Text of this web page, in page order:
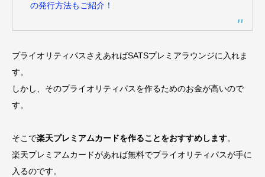
の発行方法もご紹介！
プライオリティパスさえあればSATSプレミアラウンジに入れま
す。
しかし、そのプライオリティパスを作るためのお金が高いので
す。
そこで楽天プレミアムカードを作ることをおすすめします。
楽天プレミアムカードがあれば無料でプライオリティパスが手に
入るのです。